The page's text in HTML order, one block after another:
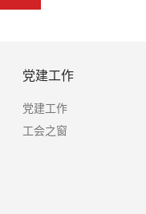
党建工作
党建工作
工会之窗